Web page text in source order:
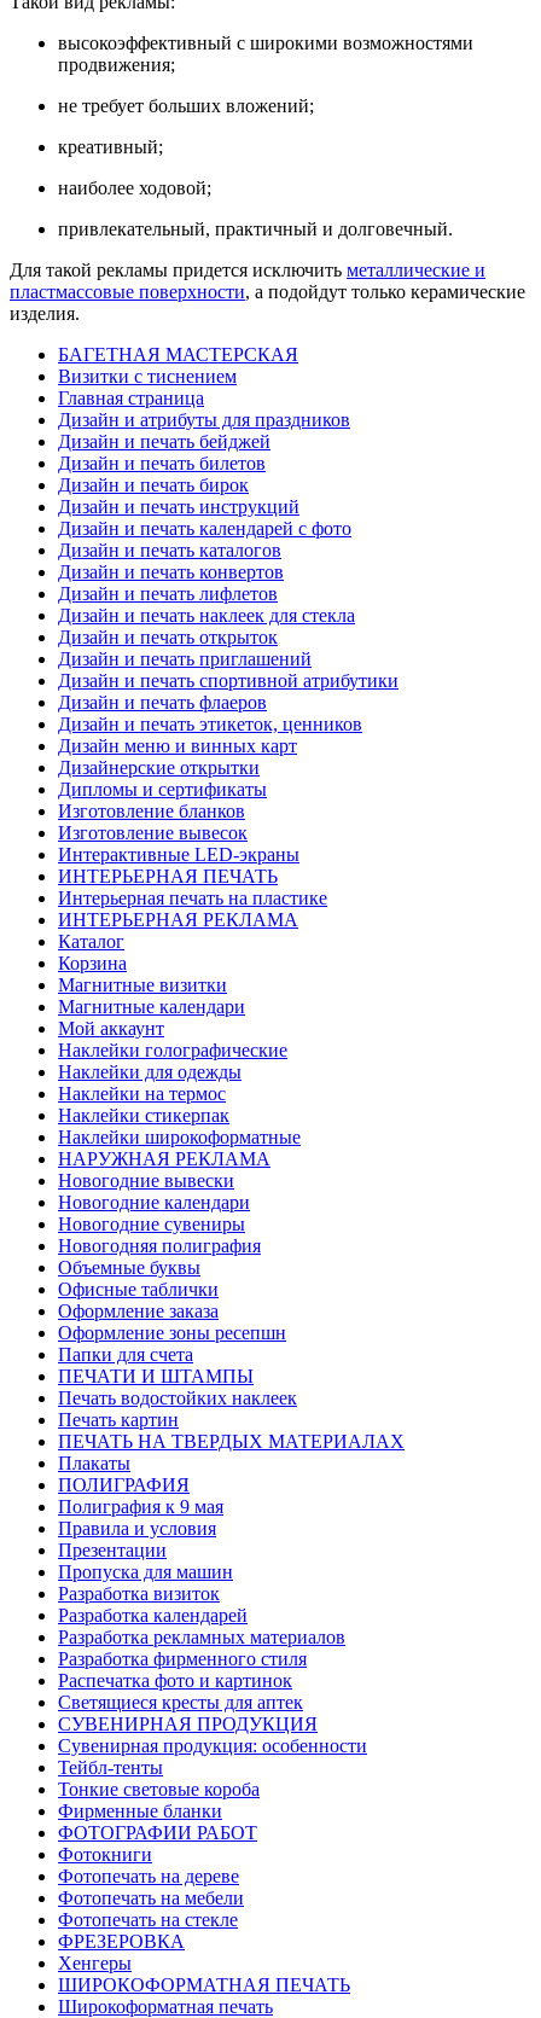
высокоэффективный с широкими возможностями
продвижения;
не требует больших вложений;
креативный;
наиболее ходовой;
привлекательный, практичный и долговечный.
Для такой рекламы придется исключить металлические и
пластмассовые поверхности, а подойдут только керамические
изделия.
БАГЕТНАЯ МАСТЕРСКАЯ
Визитки с тиснением
Главная страница
Дизайн и атрибуты для праздников
Дизайн и печать бейджей
Дизайн и печать билетов
Дизайн и печать бирок
Дизайн и печать инструкций
Дизайн и печать календарей с фото
Дизайн и печать каталогов
Дизайн и печать конвертов
Дизайн и печать лифлетов
Дизайн и печать наклеек для стекла
Дизайн и печать открыток
Дизайн и печать приглашений
Дизайн и печать спортивной атрибутики
Дизайн и печать флаеров
Дизайн и печать этикеток, ценников
Дизайн меню и винных карт
Дизайнерские открытки
Дипломы и сертификаты
Изготовление бланков
Изготовление вывесок
Интерактивные LED-экраны
ИНТЕРЬЕРНАЯ ПЕЧАТЬ
Интерьерная печать на пластике
ИНТЕРЬЕРНАЯ РЕКЛАМА
Каталог
Корзина
Магнитные визитки
Магнитные календари
Мой аккаунт
Наклейки голографические
Наклейки для одежды
Наклейки на термос
Наклейки стикерпак
Наклейки широкоформатные
НАРУЖНАЯ РЕКЛАМА
Новогодние вывески
Новогодние календари
Новогодние сувениры
Новогодняя полиграфия
Объемные буквы
Офисные таблички
Оформление заказа
Оформление зоны ресепшн
Папки для счета
ПЕЧАТИ И ШТАМПЫ
Печать водостойких наклеек
Печать картин
ПЕЧАТЬ НА ТВЕРДЫХ МАТЕРИАЛАХ
Плакаты
ПОЛИГРАФИЯ
Полиграфия к 9 мая
Правила и условия
Презентации
Пропуска для машин
Разработка визиток
Разработка календарей
Разработка рекламных материалов
Разработка фирменного стиля
Распечатка фото и картинок
Светящиеся кресты для аптек
СУВЕНИРНАЯ ПРОДУКЦИЯ
Сувенирная продукция: особенности
Тейбл-тенты
Тонкие световые короба
Фирменные бланки
ФОТОГРАФИИ РАБОТ
Фотокниги
Фотопечать на дереве
Фотопечать на мебели
Фотопечать на стекле
ФРЕЗЕРОВКА
Хенгеры
ШИРОКОФОРМАТНАЯ ПЕЧАТЬ
Широкоформатная печать